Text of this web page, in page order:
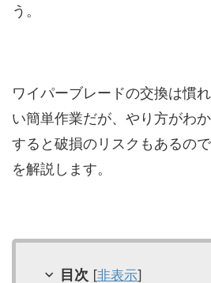
う。
ワイパーブレードの交換は慣
い簡単作業だが、やり方がわ
すると破損のリスクもあるの
を解説します。
目次 [非表示]